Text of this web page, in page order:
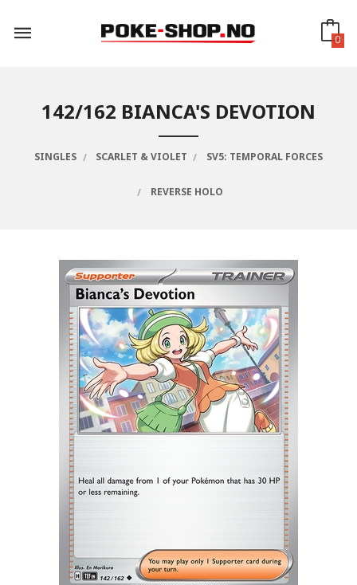
innholdet
0
142/162 BIANCA'S DEVOTION
SINGLES SCARLET & VIOLET SV5: TEMPORAL FORCES
REVERSE HOLO